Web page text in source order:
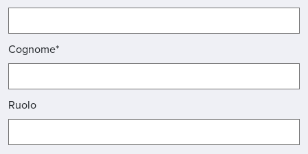
Cognome*
Ruolo